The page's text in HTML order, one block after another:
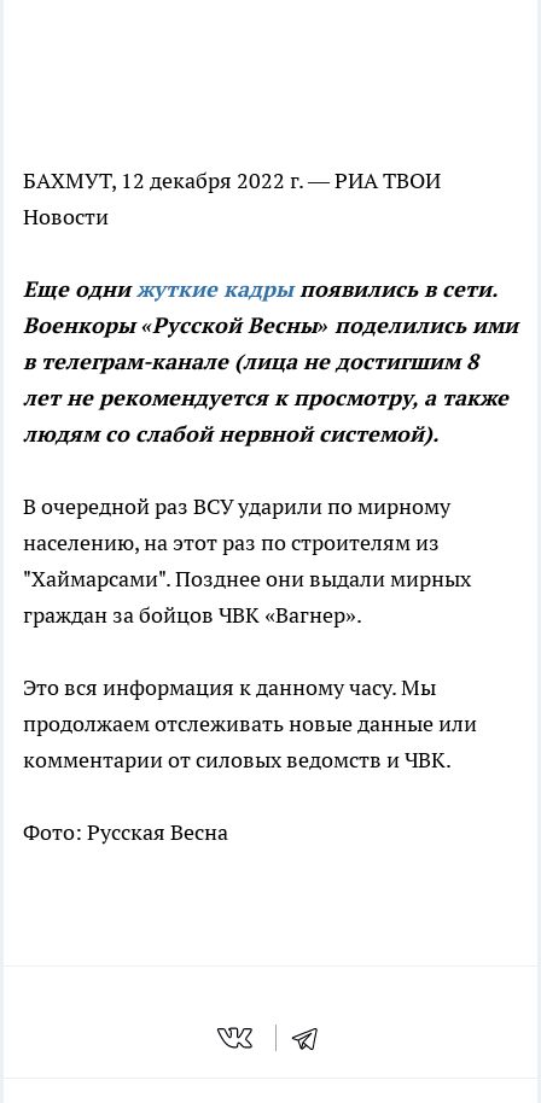
БАХМУТ, 12 декабря 2022 г. — РИА ТВОИ
Новости
Еще однижуткие кадрыпоявились в сети.
Военкоры «Русской Весны» поделились ими
в телеграм-канале (лица не достигшим 8
лет не рекомендуется к просмотру, а также
людям со слабой нервной системой).
В очередной раз ВСУ ударили по мирному
населению, на этот раз по строителям из
"Хаймарсами". Позднее они выдали мирных
граждан за бойцов ЧВК «Вагнер».
Это вся информация к данному часу. Мы
продолжаем отслеживать новые данные или
комментарии от силовых ведомств и ЧВК.
Фото: Русская Весна